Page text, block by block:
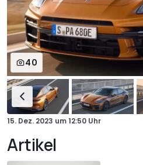
40
15. Dez. 2023 um12:50 Uhr
Artikel